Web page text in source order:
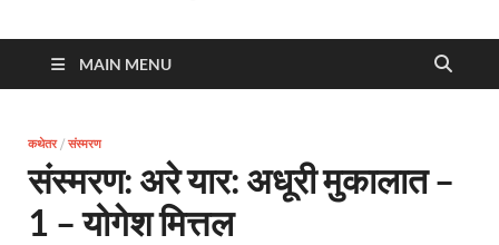
MAIN MENU
कथेतर/ संस्मरण
संस्मरण: अरे यार: अधूरी मुकालात –
1 – योगेश मित्तल